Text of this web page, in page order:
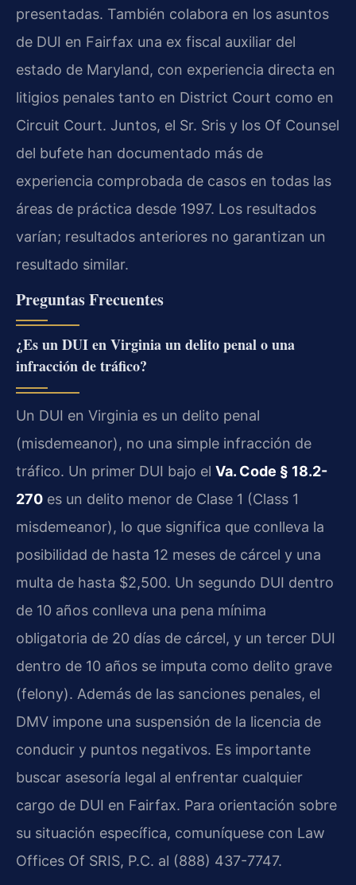
presentadas. También colabora en los asuntos
de DUI en Fairfax una ex fiscal auxiliar del
estado de Maryland, con experiencia directa en
litigios penales tanto en District Court como en
Circuit Court. Juntos, el Sr. Sris y los Of Counsel
del bufete han documentado más de
experiencia comprobada de casos en todas las
áreas de práctica desde 1997. Los resultados
varían; resultados anteriores no garantizan un
resultado similar.
Preguntas Frecuentes
¿Es un DUI en Virginia un delito penal o una
infracción de tráfico?
Un DUI en Virginia es un delito penal
(misdemeanor), no una simple infracción de
tráfico. Un primer DUI bajo el Va. Code § 18.2-
270 es un delito menor de Clase 1 (Class 1
misdemeanor), lo que significa que conlleva la
posibilidad de hasta 12 meses de cárcel y una
multa de hasta $2,500. Un segundo DUI dentro
de 10 años conlleva una pena mínima
obligatoria de 20 días de cárcel, y un tercer DUI
dentro de 10 años se imputa como delito grave
(felony). Además de las sanciones penales, el
DMV impone una suspensión de la licencia de
conducir y puntos negativos. Es importante
buscar asesoría legal al enfrentar cualquier
cargo de DUI en Fairfax. Para orientación sobre
su situación específica, comuníquese con Law
Offices Of SRIS, P.C. al (888) 437-7747.